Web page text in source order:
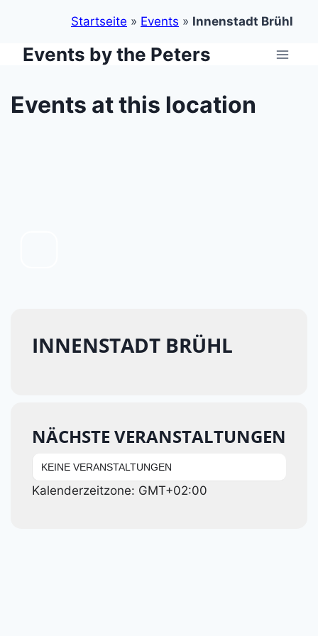
Startseite » Events » Innenstadt Brühl
ZumEvents by the Peters
Events at this location
INNENSTADT BRÜHL
NÄCHSTE VERANSTALTUNGEN
KEINE VERANSTALTUNGEN
Kalenderzeitzone: GMT+02:00